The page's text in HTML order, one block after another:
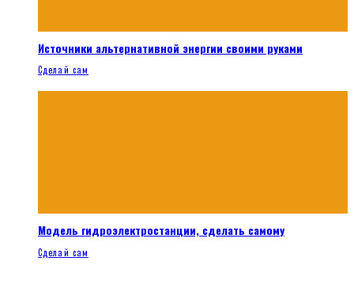
Источники альтернативной энергии своими руками
Сделай сам
Модель гидроэлектростанции, сделать самому
Сделай сам